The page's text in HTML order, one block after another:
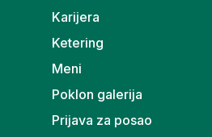
Karijera
Ketering
Meni
Poklon galerija
Prijava za posao